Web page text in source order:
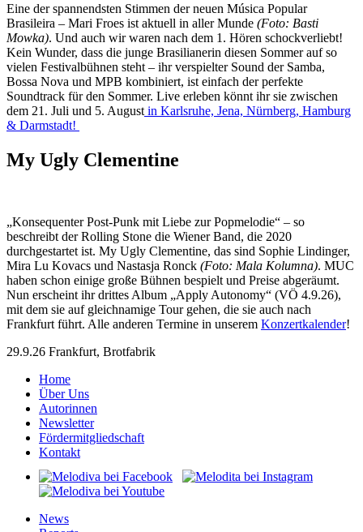
Eine der spannendsten Stimmen der neuen Música Popular
Brasileira – Mari Froes ist aktuell in aller Munde (Foto: Basti
Mowka). Und auch wir waren nach dem 1. Hören schockverliebt!
Kein Wunder, dass die junge Brasilianerin diesen Sommer auf so
vielen Festivalbühnen steht – ihr verspielter Sound der Samba,
Bossa Nova und MPB kombiniert, ist einfach der perfekte
Soundtrack für den Sommer. Live erleben könnt ihr sie zwischen
dem 21. Juli und 5. August in Karlsruhe, Jena, Nürnberg, Hamburg
& Darmstadt!
My Ugly Clementine
„Konsequenter Post-Punk mit Liebe zur Popmelodie“ – so
beschreibt der Rolling Stone die Wiener Band, die 2020
durchgestartet ist. My Ugly Clementine, das sind Sophie Lindinger,
Mira Lu Kovacs und Nastasja Ronck (Foto: Mala Kolumna). MUC
haben schon einige große Bühnen bespielt und Preise abgeräumt.
Nun erscheint ihr drittes Album „Apply Autonomy“ (VÖ 4.9.26),
mit dem sie auf gleichnamige Tour gehen, die sie auch nach
Frankfurt führt. Alle anderen Termine in unserem Konzertkalender!
29.9.26 Frankfurt, Brotfabrik
Home
Über Uns
Autorinnen
Newsletter
Fördermitgliedschaft
Kontakt
News